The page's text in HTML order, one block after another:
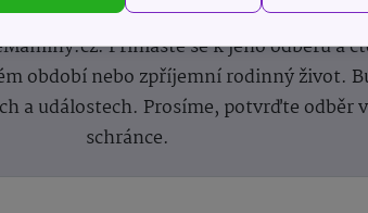
na každý den, podpora pro rodiče i
Přihlaste se k jeho odběru a
období nebo zpříjemní rodinný život.
a událostech. Prosíme, potvrďte odběr
schránce.